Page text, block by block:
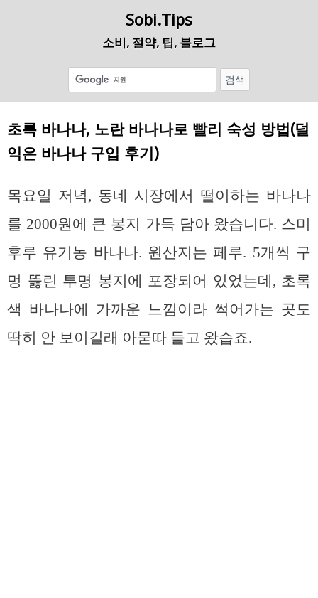
Sobi.Tips
소비, 절약, 팁, 블로그
초록 바나나, 노란 바나나로 빨리 숙성 방법(덜
익은 바나나 구입 후기)
목요일 저녁, 동네 시장에서 떨이하는 바나나
를 2000원에 큰 봉지 가득 담아 왔습니다. 스미
후루 유기농 바나나. 원산지는 페루. 5개씩 구
멍 뚫린 투명 봉지에 포장되어 있었는데, 초록
색 바나나에 가까운 느낌이라 썩어가는 곳도
딱히 안 보이길래 아묻따 들고 왔습죠.